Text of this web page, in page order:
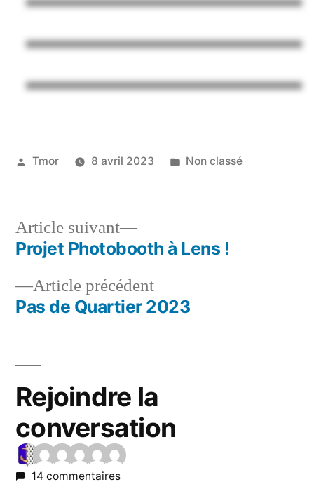
Tmor 8 avril 2023 Non classé
Article précédent
Pas de Quartier 2023
Article suivant
Projet Photobooth à Lens !
Rejoindre la
conversation
14 commentaires